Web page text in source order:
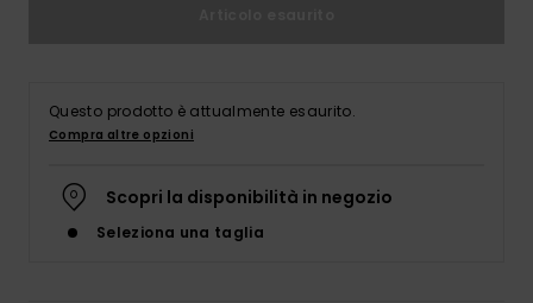
Questo prodotto è attualmente esaurito.
Compra altre opzioni
Scopri la disponibilità in negozio
Seleziona una taglia